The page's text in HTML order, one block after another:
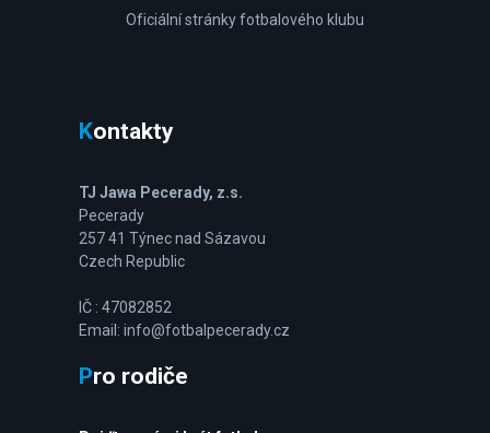
Oficiální stránky fotbalového klubu
Kontakty
TJ Jawa Pecerady, z.s.
Pecerady
257 41 Týnec nad Sázavou
Czech Republic
IČ : 47082852
Email: info@fotbalpecerady.cz
Pro rodiče